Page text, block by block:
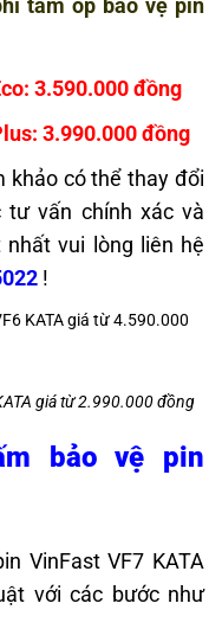
3.590.000 đồng
3.990.000 đồng
khảo có thể thay đổi
vấn chính xác và
vui lòng liên hệ
!
giá từ 2.990.000 đồng
bảo vệ pin
VinFast VF7 KATA
với các bước như